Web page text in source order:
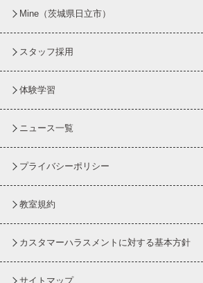
Mine（茨城県日立市）
スタッフ採用
体験学習
ニュース一覧
プライバシーポリシー
教室規約
カスタマーハラスメントに対する基本方針
サイトマップ